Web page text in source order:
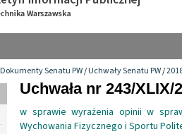
Dokumenty Senatu PW/Uchwały Senatu PW/
Uchwała nr 243/XLIX/
w sprawie wyrażenia opinii w
Wychowania Fizycznego i Sportu